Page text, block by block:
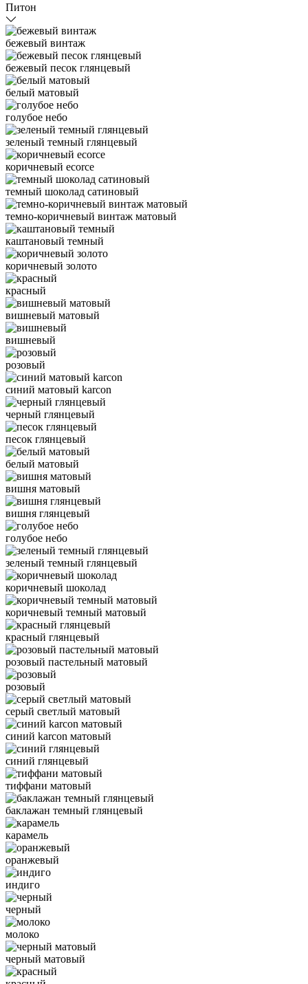
Питон
бежевый винтаж
бежевый песок глянцевый
белый матовый
голубое небо
зеленый темный глянцевый
коричневый ecorce
темный шоколад сатиновый
темно-коричневый винтаж матовый
каштановый темный
коричневый золото
красный
вишневый матовый
вишневый
розовый
синий матовый karcon
черный глянцевый
песок глянцевый
белый матовый
вишня матовый
вишня глянцевый
голубое небо
зеленый темный глянцевый
коричневый шоколад
коричневый темный матовый
красный глянцевый
розовый пастельный матовый
розовый
серый светлый матовый
синий karcon матовый
синий глянцевый
тиффани матовый
баклажан темный глянцевый
карамель
оранжевый
индиго
черный
молоко
черный матовый